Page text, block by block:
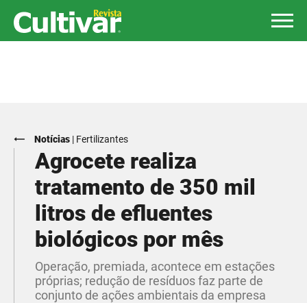
Notícias | Fertilizantes
Agrocete realiza
tratamento de 350 mil
litros de efluentes
biológicos por mês
Operação, premiada, acontece em estações
próprias; redução de resíduos faz parte de
conjunto de ações ambientais da empresa